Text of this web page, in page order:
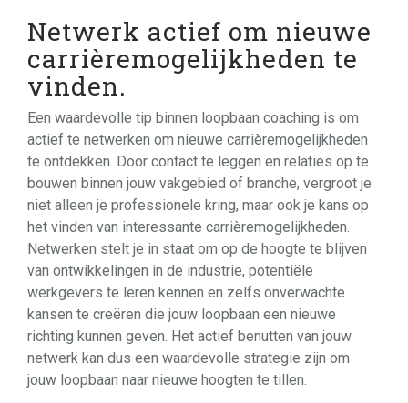
Netwerk actief om nieuwe
carrièremogelijkheden te
vinden.
Een waardevolle tip binnen loopbaan coaching is om
actief te netwerken om nieuwe carrièremogelijkheden
te ontdekken. Door contact te leggen en relaties op te
bouwen binnen jouw vakgebied of branche, vergroot je
niet alleen je professionele kring, maar ook je kans op
het vinden van interessante carrièremogelijkheden.
Netwerken stelt je in staat om op de hoogte te blijven
van ontwikkelingen in de industrie, potentiële
werkgevers te leren kennen en zelfs onverwachte
kansen te creëren die jouw loopbaan een nieuwe
richting kunnen geven. Het actief benutten van jouw
netwerk kan dus een waardevolle strategie zijn om
jouw loopbaan naar nieuwe hoogten te tillen.